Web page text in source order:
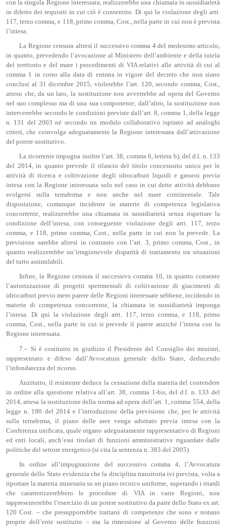
con la singola Regione interessata, realizzerebbe una chiamata in sussidiarietà
in difetto dei requisiti in cui ciò è consentito. Di qui la violazione degli artt.
117, terzo comma, e 118, primo comma, Cost., nella parte in cui non è prevista
l’intesa.
La Regione censura altresì il successivo comma 4 del medesimo articolo,
in quanto, prevedendo l’avocazione al Ministero dell’ambiente e della tutela
del territorio e del mare i procedimenti di VIA relativi alle attività di cui al
comma 1 in corso alla data di entrata in vigore del decreto che non siano
conclusi al 31 dicembre 2015, violerebbe l’art. 120, secondo comma, Cost.,
atteso che, da un lato, la sostituzione non avverrebbe ad opera del Governo
nel suo complesso ma di una sua componente; dall’altro, la sostituzione non
interverrebbe secondo le condizioni previste dall’art. 8, comma 1, della legge
n. 131 del 2003 né secondo un modulo collaborativo ispirato ad analoghi
criteri, che coinvolga adeguatamente la Regione interessata dall’attivazione
del potere sostitutivo.
La ricorrente impugna inoltre l’art. 38, comma 6, lettera b), del d.l. n. 133
del 2014, in quanto prevede il rilascio del titolo concessorio unico per le
attività di ricerca e coltivazione degli idrocarburi liquidi e gassosi previa
intesa con la Regione interessata solo nel caso in cui dette attività debbano
svolgersi sulla terraferma e non anche nel mare continentale. Tale
disposizione, comunque incidente in materie di competenza legislativa
concorrente, realizzerebbe una chiamata in sussidiarietà senza rispettare la
condizione dell’intesa, con conseguente violazione degli artt. 117, terzo
comma, e 118, primo comma, Cost., nella parte in cui non la prevede. La
previsione sarebbe altresì in contrasto con l’art. 3, primo comma, Cost., in
quanto realizzerebbe un’irragionevole disparità di trattamento tra situazioni
del tutto assimilabili.
Infine, la Regione censura il successivo comma 10, in quanto consente
l’autorizzazione di progetti sperimentali di coltivazione di giacimenti di
idrocarburi previo mero parere delle Regioni interessate sebbene, incidendo in
materie di competenza concorrente, la chiamata in sussidiarietà imponga
l’intesa. Di qui la violazione degli artt. 117, terzo comma, e 118, primo
comma, Cost., nella parte in cui si prevede il parere anziché l’intesa con la
Regione interessata.
7.– Si è costituito in giudizio il Presidente del Consiglio dei ministri,
rappresentato e difeso dall’Avvocatura generale dello Stato, deducendo
l’infondatezza del ricorso.
Anzitutto, il resistente deduce la cessazione della materia del contendere
in ordine alla questione relativa all’art. 38, comma 1-bis, del d.l. n. 133 del
2014, attesa la sostituzione della norma ad opera dell’art. 1, comma 554, della
legge n. 190 del 2014 e l’introduzione della previsione che, per le attività
sulla terraferma, il piano delle aree venga adottato previa intesa con la
Conferenza unificata, quale organo adeguatamente rappresentativo di Regioni
ed enti locali, anch’essi titolari di funzioni amministrative riguardate dalle
politiche del settore energetico (si cita la sentenza n. 383 del 2005).
In ordine all’impugnazione del successivo comma 4, l’Avvocatura
generale dello Stato evidenzia che la disciplina transitoria ivi prevista, volta a
riportare la materia mineraria su un piano tecnico uniforme, superando i ritardi
che caratterizzerebbero le procedure di VIA in varie Regioni, non
rappresenterebbe l’esercizio di un potere sostitutivo da parte dello Stato ex art.
120 Cost. – che presupporrebbe trattarsi di competenze che sono e restano
proprie dell’ente sostituito – ma la rimessione al Governo delle funzioni